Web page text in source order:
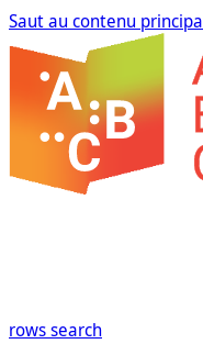
Saut au contenu
rowssearch